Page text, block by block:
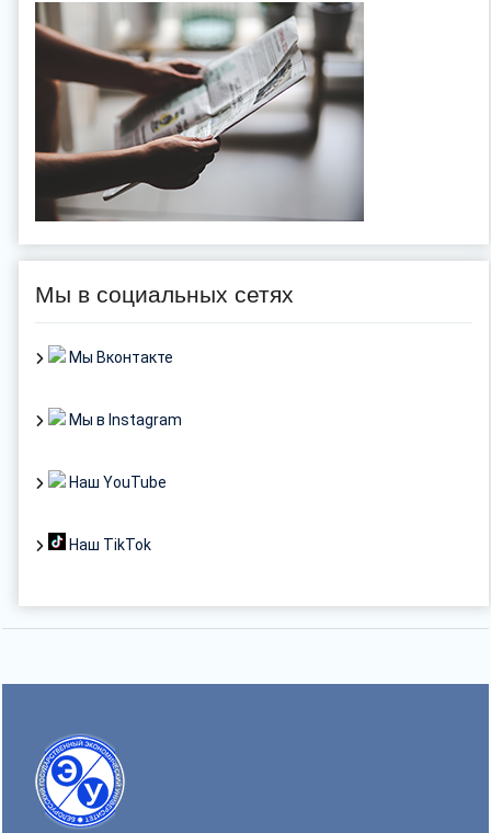
Мы в социальных сетях
Мы Вконтакте
Мы в Instagram
Наш YouTube
Наш TikTok